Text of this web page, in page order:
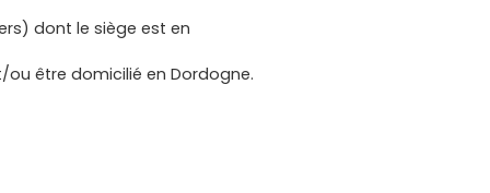
dont le siège est en
être domicilié en Dordogne.